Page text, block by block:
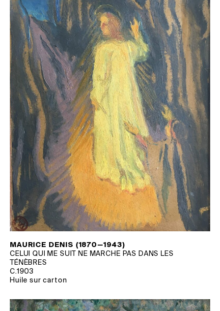
travers la couleur, la forme et le rythme de la
composition, les œuvres explorent le caractère
décoratif de la peinture et sa capacité à s’intégrer
dans la vie quotidienne. Le visiteur pénètre dans un
univers où peinture, arts décoratifs et architecture
dialoguent en permanence, et où l’art est conçu
comme une expérience globale.
Bien plus qu’une exposition, « Les Nabis : de Bonnard à
Vuillard » offre une occasion unique de redécouvrir
l’imaginaire créatif d’un mouvement qui a défendu
l’unité de l’art et ouvert la voie à la modernité, en
parfaite harmonie avec l’architecture moderniste de La
Pedrera.
La Pedrera
MAURICE DENIS (1870—1943)
CELUI QUI ME SUIT NE MARCHE PAS DANS LES
TÉNÈBRES
C.1903
Huile sur carton